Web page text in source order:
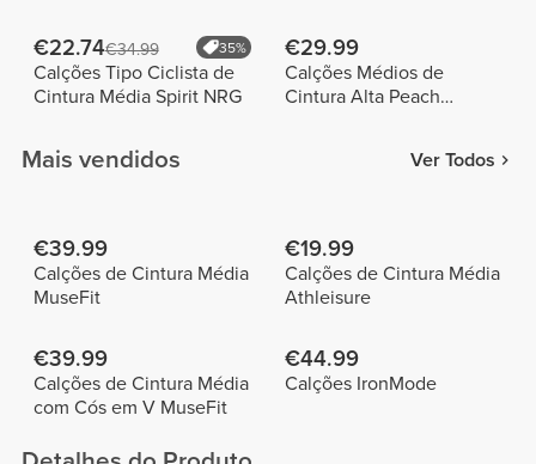
€22.74€34.99 35%
Calções Tipo Ciclista de
Cintura Média Spirit NRG
€29.99
Calções Médios de
Cintura Alta Peach
Mais vendidos Ver Todos
€39.99
Calções de Cintura Média
MuseFit
€19.99
Calções de Cintura Média
Athleisure
€39.99
Calções de Cintura Média
com Cós em V MuseFit
€44.99
Calções IronMode